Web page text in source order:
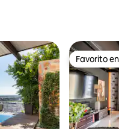
Favorito
Favorito